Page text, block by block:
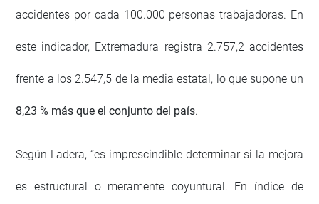
accidentes por cada 100.000 personas trabajadoras. En
este indicador, Extremadura registra 2.757,2 accidentes
frente a los 2.547,5 de la media estatal, lo que supone un
8,23 % más que el conjunto del país.
Según Ladera, “es imprescindible determinar si la mejora
es estructural o meramente coyuntural. En índice de